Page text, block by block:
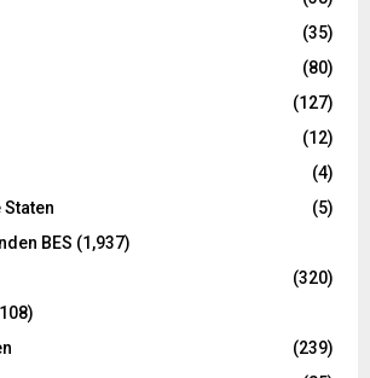
(35)
(80)
(127)
(12)
(4)
(5)
BES (1,937)
(320)
(239)